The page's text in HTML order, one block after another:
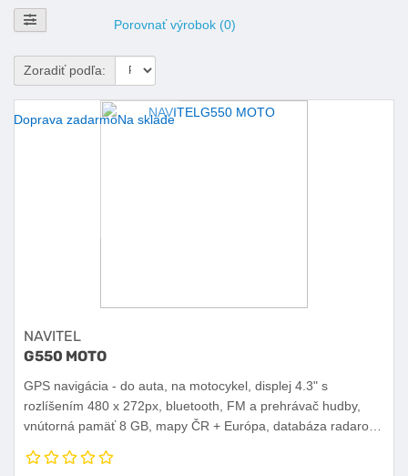
Zobraziť filtre Porovnať výrobok (0)
Zoradiť podľa:
Doprava zadarmoNa sklade
NAVITEL
G550 MOTO
GPS navigácia - do auta, na motocykel, displej 4.3" s
rozlíšením 480 x 272px, bluetooth, FM a prehrávač hudby,
vnútorná pamäť 8 GB, mapy ČR + Európa, databáza radarov,
rozhrania čeština, angličtina, slovenčina.